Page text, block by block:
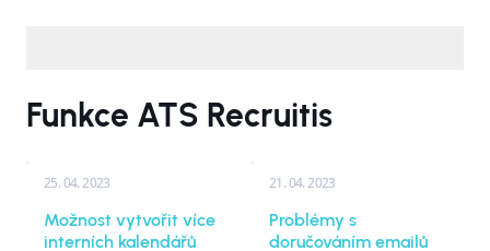
Funkce ATS Recruitis
25. 04. 2023
Možnost vytvořit více
interních kalendářů
21. 04. 2023
Problémy s
doručováním emailů